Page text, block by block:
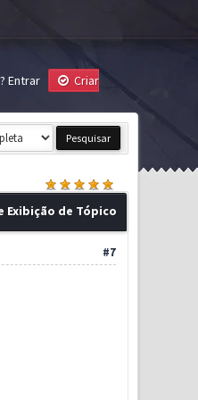
Entrar
Criar
Exibição de Tópico
#7